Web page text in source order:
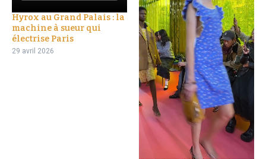
Hyrox au Grand Palais : la
machine à sueur qui
électrise Paris
29 avril 2026